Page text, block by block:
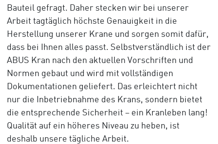
Bauteil gefragt. Daher stecken wir bei unserer
Arbeit tagtäglich höchste Genauigkeit in die
Herstellung unserer Krane und sorgen somit dafür,
dass bei Ihnen alles passt. Selbstverständlich ist der
ABUS Kran nach den aktuellen Vorschriften und
Normen gebaut und wird mit vollständigen
Dokumentationen geliefert. Das erleichtert nicht
nur die Inbetriebnahme des Krans, sondern bietet
die entsprechende Sicherheit – ein Kranleben lang!
Qualität auf ein höheres Niveau zu heben, ist
deshalb unsere tägliche Arbeit.